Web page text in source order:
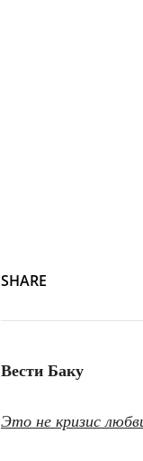
SHARE
Вести Баку
Это не кризис